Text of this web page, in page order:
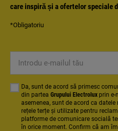
care inspiră și a ofertelor speciale
*Obligatoriu
Da, sunt de acord să primesc
din partea Grupului Electrolux prin e-
asemenea, sunt de acord ca
rețele terțe și utilizate pentru
platforme de comunicare socială
în orice moment. Confirm că am